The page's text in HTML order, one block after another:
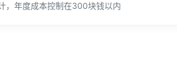
，年度成本控制在300块钱以内